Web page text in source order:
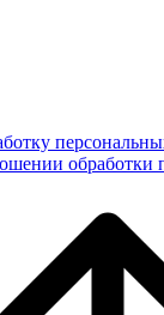
обработки